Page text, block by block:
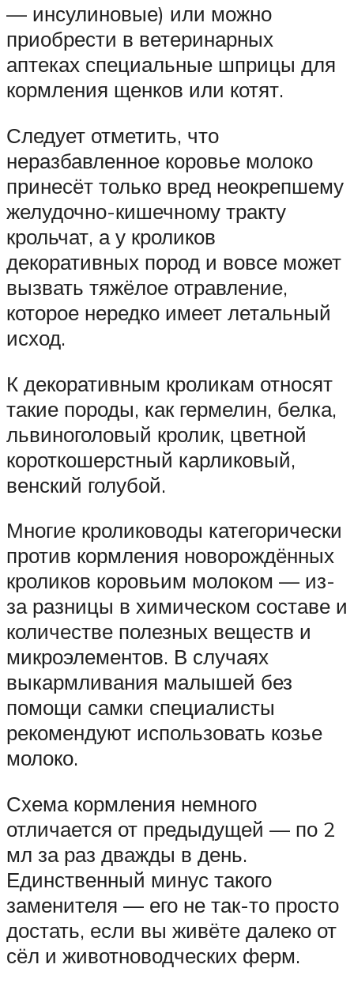
— инсулиновые) или можно
приобрести в ветеринарных
аптеках специальные шприцы для
кормления щенков или котят.
Следует отметить, что
неразбавленное коровье молоко
принесёт только вред неокрепшему
желудочно-кишечному тракту
крольчат, а у кроликов
декоративных пород и вовсе может
вызвать тяжёлое отравление,
которое нередко имеет летальный
исход.
К декоративным кроликам относят
такие породы, как гермелин, белка,
львиноголовый кролик, цветной
короткошерстный карликовый,
венский голубой.
Многие кролиководы категорически
против кормления новорождённых
кроликов коровьим молоком — из-
за разницы в химическом составе и
количестве полезных веществ и
микроэлементов. В случаях
выкармливания малышей без
помощи самки специалисты
рекомендуют использовать козье
молоко.
Схема кормления немного
отличается от предыдущей — по 2
мл за раз дважды в день.
Единственный минус такого
заменителя — его не так-то просто
достать, если вы живёте далеко от
сёл и животноводческих ферм.